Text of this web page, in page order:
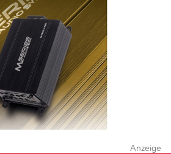
Anzeige